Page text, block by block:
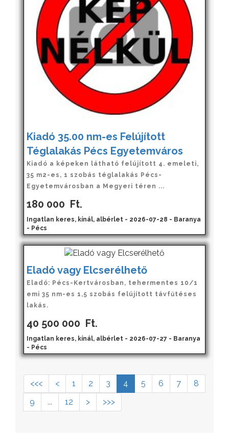
Kiadó 35.00 nm-es Felújított
Téglalakás Pécs Egyetemváros
Kiadó a képeken látható felújított 4. emeleti,
35 m2-es, 1 szobás téglalakás Pécs-
Egyetemvárosban a Megyeri téren ...
180 000 Ft.
Ingatlan keres, kínál, albérlet - 2026-07-28 - Baranya
- Pécs
Eladó vagy Elcserélhető
Eladó: Pécs-Kertvárosban, tehermentes 10/1
emi 35 nm-es 1,5 szobás felújított távfűtéses
lakás.
40 500 000 Ft.
Ingatlan keres, kínál, albérlet - 2026-07-27 - Baranya
- Pécs
<<< < 1 2 3 4 5 6 7
8
9
... 12 > >>>